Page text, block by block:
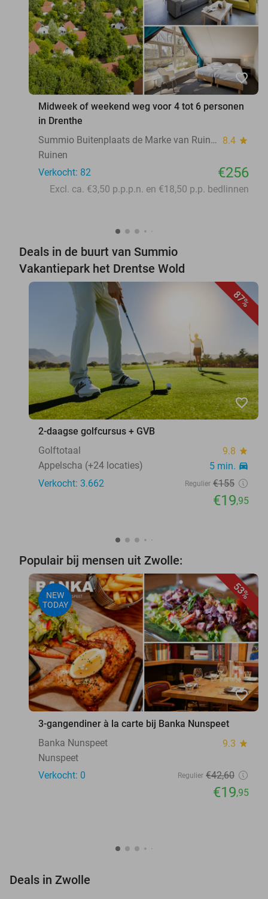
favorite_border
Midweek of weekend weg voor 4 tot 6 personen
in Drenthe
Summio Buitenplaats de Marke van Ruinen 8.4 star
Ruinen
Verkocht: 82
€256
Excl. ca. €3,50 p.p.p.n. en €18,50 p.p. bedlinnen
Deals in de buurt van Summio
Vakantiepark het Drentse Wold
87%
favorite_border
2-daagse golfcursus + GVB
Golftotaal
9.8 star
Appelscha (+24 locaties) 5 min. directions_car
Verkocht: 3.662 Regulier €155
€19,95
Populair bij mensen uit Zwolle:
53%
NEW
TODAY
favorite_border
3-gangendiner à la carte bij Banka Nunspeet
Banka Nunspeet
9.3 star
Nunspeet
Verkocht: 0
Regulier €42,60
€19,95
Deals in Zwolle